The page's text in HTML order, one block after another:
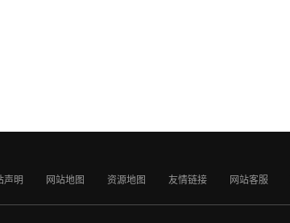
声明 网站地图 资源地图 友情链接 网站客服